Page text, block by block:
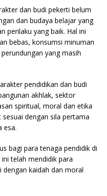
dan budi pekerti belum
dan budaya belajar yang
perilaku yang baik. Hal ini
bebas, konsumsi minuman
yang masih
pendidikan dan budi
akhlak, sektor
spiritual, moral dan etika
dengan sila pertama
esa.
bagi para tenaga pendidik di
telah mendidik para
kaidah dan moral